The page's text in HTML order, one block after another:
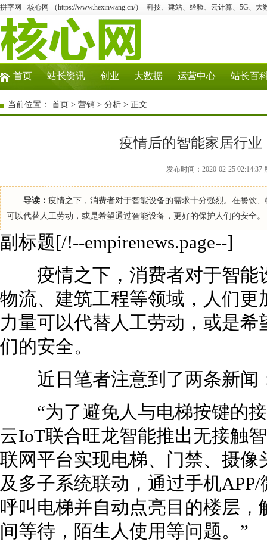
拼字网 - 核心网 （https://www.hexinwang.cn/）- 科技、建站、经验、云计算、5G、大
首页 站长资讯 创业 大数据 运营中心 站长百
当前位置： 首页 > 营销 > 分析 > 正文
疫情后的智能家居行
发布时间：2020-02-25
导读： 疫情之下，消费者对于智能设备的需求十分强烈。在餐饮
可以代替人工劳动，或是希望通过智能设备，更好的保护人们的安全
副标题[/!--empirenews.page--]
疫情之下，消费者对于智能
物流、建筑工程等领域，人们
力量可以代替人工劳动，或是
们的安全。
近日笔者注意到了两条新闻
“为了避免人与电梯按键的接
云IoT联合旺龙智能推出无接触
联网平台实现电梯、门禁、摄
及多子系统联动，通过手机
呼叫电梯并自动点亮目的楼层
间等待，陌生人使用等问题。”